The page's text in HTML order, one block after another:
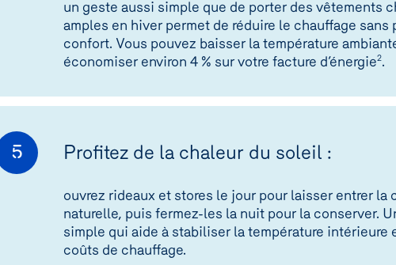
un geste aussi simple que de porter des vêtements
amples en hiver permet de réduire le chauffage sans
confort. Vous pouvez baisser la température
économiser environ 4 % sur votre facture d’énergie2.
5 Profitez de la chaleur du soleil :
ouvrez rideaux et stores le jour pour laisser entrer la
naturelle, puis fermez-les la nuit pour la conserver.
simple qui aide à stabiliser la température intérieure
coûts de chauffage.